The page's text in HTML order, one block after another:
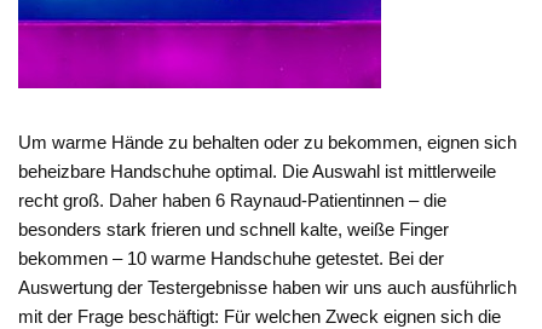
Um warme Hände zu behalten oder zu bekommen, eignen sich
beheizbare Handschuhe optimal. Die Auswahl ist mittlerweile
recht groß. Daher haben 6 Raynaud-Patientinnen – die
besonders stark frieren und schnell kalte, weiße Finger
bekommen – 10 warme Handschuhe getestet. Bei der
Auswertung der Testergebnisse haben wir uns auch ausführlich
mit der Frage beschäftigt: Für welchen Zweck eignen sich die